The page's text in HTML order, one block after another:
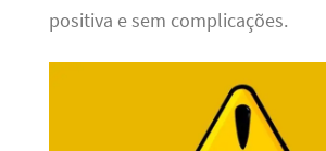
positiva e sem complicações.